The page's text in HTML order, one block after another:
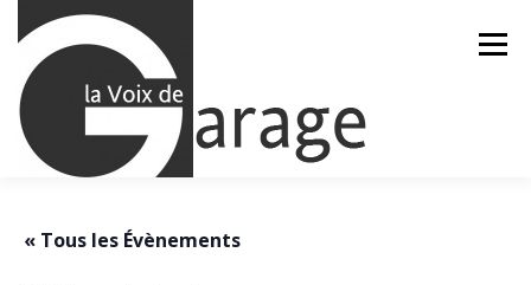
contenu
Menu
« Tous les Évènements